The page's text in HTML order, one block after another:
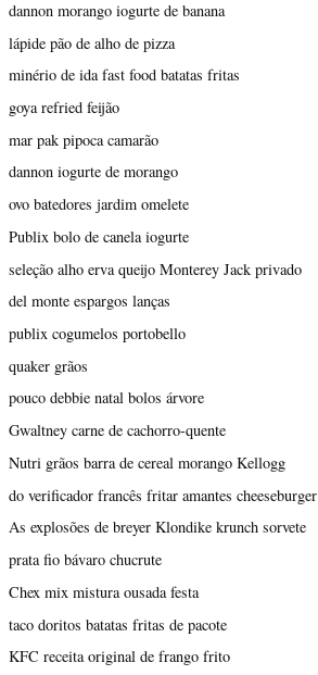
dannon morango iogurte de banana
lápide pão de alho de pizza
minério de ida fast food batatas fritas
goya refried feijão
mar pak pipoca camarão
dannon iogurte de morango
ovo batedores jardim omelete
Publix bolo de canela iogurte
seleção alho erva queijo Monterey Jack privado
del monte espargos lanças
publix cogumelos portobello
quaker grãos
pouco debbie natal bolos árvore
Gwaltney carne de cachorro-quente
Nutri grãos barra de cereal morango Kellogg
do verificador francês fritar amantes cheeseburger
As explosões de breyer Klondike krunch sorvete
prata fio bávaro chucrute
Chex mix mistura ousada festa
taco doritos batatas fritas de pacote
KFC receita original de frango frito